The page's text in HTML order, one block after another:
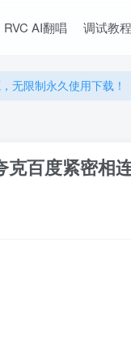
RVC AI翻唱 调试教程
优惠，VIP资源群学习特
优惠，VIP资源群学习特
克百度紧密相